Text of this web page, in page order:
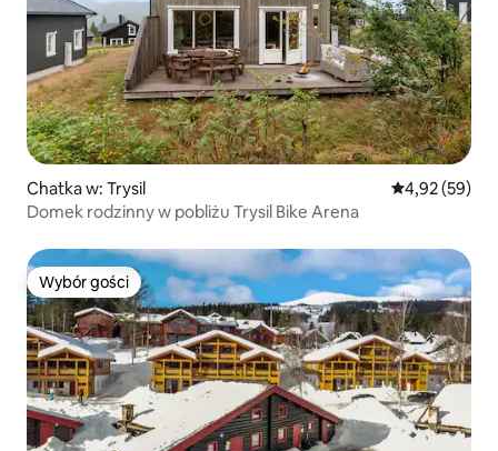
Chatka w: Trysil Średnia
4,92 (59)
Domek rodzinny w pobliżu Trysil Bike Arena
Wybór gości
Wybór gości